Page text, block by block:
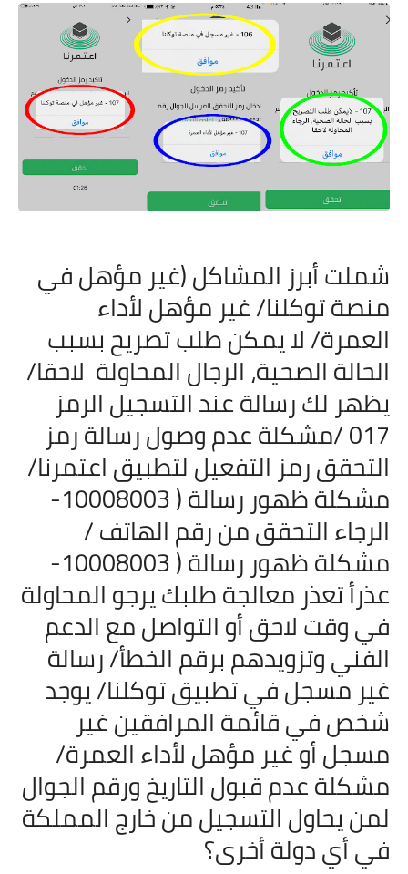
شملت أبرز المشاكل (غير مؤهل في
منصة توكلنا/ غير مؤهل لأداء
العمرة/ لا يمكن طلب تصريح بسبب
الحالة الصحية، الرجال المحاولة لاحقا/
يظهر لك رسالة عند التسجيل الرمز
017 / مشكلة عدم وصول رسالة رمز
التحقق رمز التفعيل لتطبيق اعتمرنا/
مشكلة ظهور رسالة ( 10008003-
الرجاء التحقق من رقم الهاتف /
مشكلة ظهور رسالة ( 10008003-
عذرأ تعذر معالجة طلبك يرجو المحاولة
في وقت لاحق أو التواصل مع الدعم
الفني وتزويدهم برقم الخطأ/رسالة
غير مسجل في تطبيق توكلنا/يوجد
شخص في قائمة المرافقين غير
مسجل أو غير مؤهل لأداء العمرة/
مشكلة عدم قبول التاريخ ورقم الجوال
لمن يحاول التسجيل من خارج المملكة
في أي دولة أخرى؟